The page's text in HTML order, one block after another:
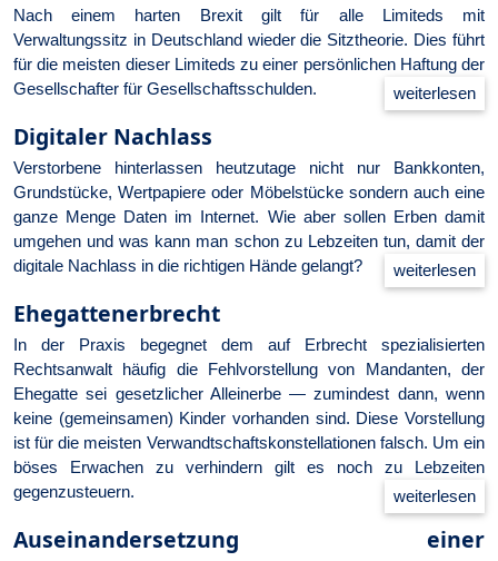
Nach einem harten Brexit gilt für alle Limiteds mit
Verwaltungssitz in Deutschland wieder die Sitztheorie. Dies führt
für die meisten dieser Limiteds zu einer persönlichen Haftung der
Gesellschafter für Gesellschaftsschulden.
Digitaler Nachlass
Verstorbene hinterlassen heutzutage nicht nur Bankkonten,
Grundstücke, Wertpapiere oder Möbelstücke sondern auch eine
ganze Menge Daten im Internet. Wie aber sollen Erben damit
umgehen und was kann man schon zu Lebzeiten tun, damit der
digitale Nachlass in die richtigen Hände gelangt?
Ehegattenerbrecht
In der Praxis begegnet dem auf Erbrecht spezialisierten
Rechtsanwalt häufig die Fehlvorstellung von Mandanten, der
Ehegatte sei gesetzlicher Alleinerbe — zumindest dann, wenn
keine (gemeinsamen) Kinder vorhanden sind. Diese Vorstellung
ist für die meisten Verwandtschaftskonstellationen falsch. Um ein
böses Erwachen zu verhindern gilt es noch zu Lebzeiten
gegenzusteuern.
Auseinandersetzung einer